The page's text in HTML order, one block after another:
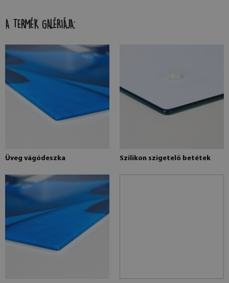
A TERMÉK GALÉRIÁJA:
Üveg vágódeszka Szilikon szigetelő betétek